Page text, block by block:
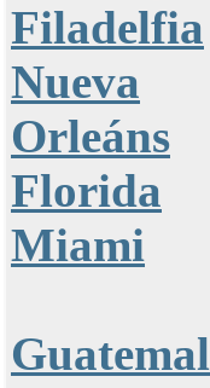
Filadelfia
Nueva
Orleáns
Florida
Miami